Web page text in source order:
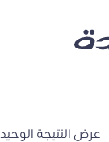
عرض النتيجة